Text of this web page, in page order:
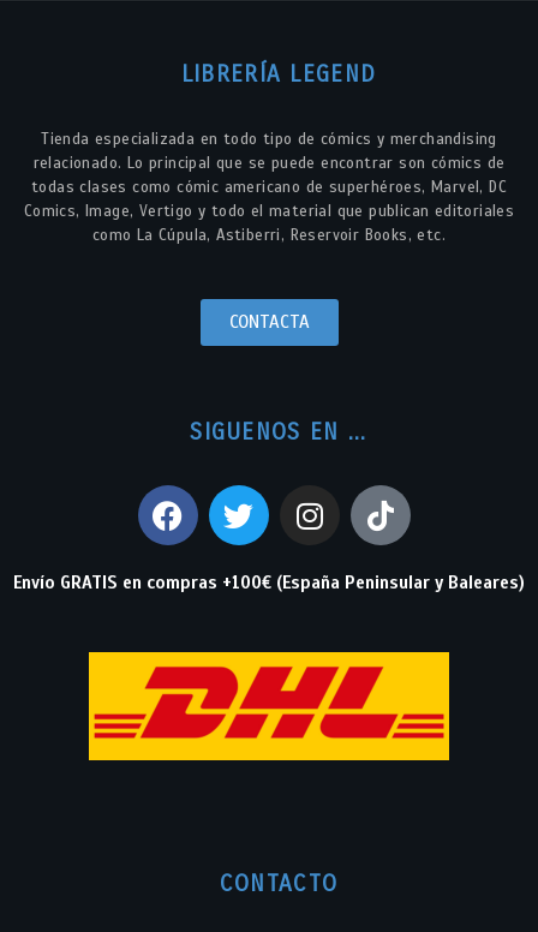
LIBRERÍA LEGEND
Tienda especializada en todo tipo de cómics y merchandising
relacionado. Lo principal que se puede encontrar son cómics de
todas clases como cómic americano de superhéroes, Marvel, DC
Comics, Image, Vertigo y todo el material que publican editoriales
como La Cúpula, Astiberri, Reservoir Books, etc.
CONTACTA
SIGUENOS EN ...
Envío GRATIS en compras +100€ (España Peninsular y Baleares)
CONTACTO